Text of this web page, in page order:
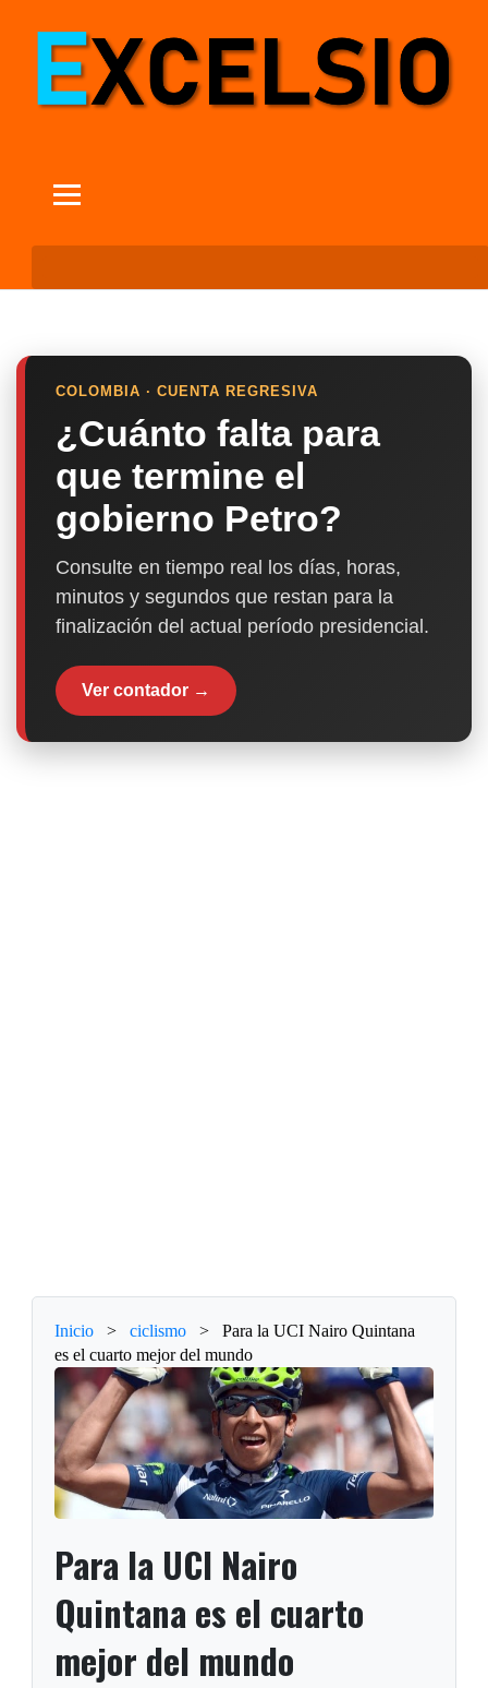
COLOMBIA · CUENTA REGRESIVA
¿Cuánto falta para
que termine el
gobierno Petro?
Consulte en tiempo real los días, horas,
minutos y segundos que restan para la
finalización del actual período presidencial.
Ver contador →
Inicio > ciclismo >
Para la UCI Nairo Quintana
es el cuarto mejor del mundo
Para la UCI Nairo
Quintana es el cuarto
mejor del mundo